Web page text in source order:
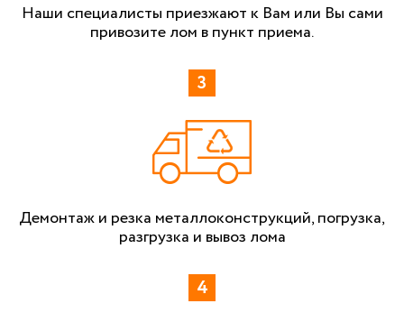
Наши специалисты приезжают к Вам или Вы сами
привозите лом в пункт приема.
Демонтаж и резка металлоконструкций, погрузка,
разгрузка и вывоз лома